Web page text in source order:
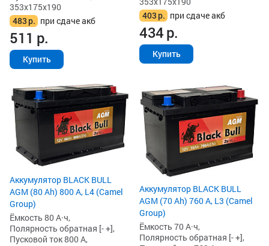
353x175x190
483р. при сдаче акб
511 р.
Купить
403р. при сдаче акб
434р.
Купить
Аккумулятор BLACK BULL
AGM (80 Ah) 800 А, L4 (Camel
Group)
Ёмкость 80 А·ч,
Полярность обратная [- +],
Пусковой ток 800 А,
Аккумулятор BLACK BULL
AGM (70 Ah) 760 А, L3 (Camel
Group)
Ёмкость 70 А·ч,
Полярность обратная [- +],